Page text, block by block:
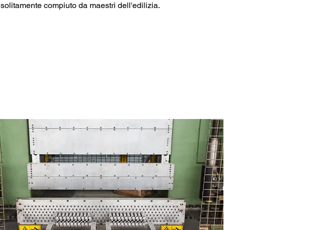
solitamente compiuto da maestri dell'edilizia.